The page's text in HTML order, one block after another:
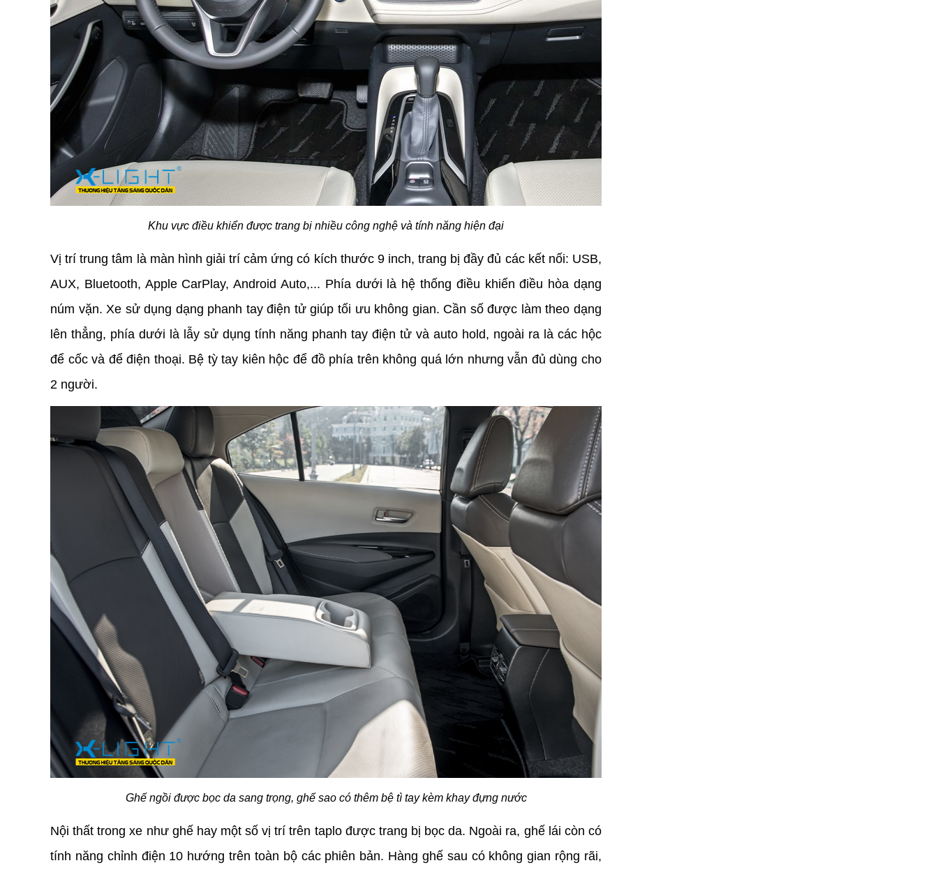
Khu vực điều khiển được trang bị nhiều công nghệ và tính năng hiện đại
Vị trí trung tâm là màn hình giải trí cảm ứng có kích thước 9 inch, trang bị đầy đủ các kết nối: USB,
AUX, Bluetooth, Apple CarPlay, Android Auto,... Phía dưới là hệ thống điều khiển điều hòa dạng
núm vặn. Xe sử dụng dạng phanh tay điện tử giúp tối ưu không gian. Cần số được làm theo dạng
lên thẳng, phía dưới là lẫy sử dụng tính năng phanh tay điện tử và auto hold, ngoài ra là các hộc
để cốc và để điện thoại. Bệ tỳ tay kiên hộc để đồ phía trên không quá lớn nhưng vẫn đủ dùng cho
2 người.
Ghế ngồi được bọc da sang trọng, ghế sao có thêm bệ tì tay kèm khay đựng nước
Nội thất trong xe như ghế hay một số vị trí trên taplo được trang bị bọc da. Ngoài ra, ghế lái còn có
tính năng chỉnh điện 10 hướng trên toàn bộ các phiên bản. Hàng ghế sau có không gian rộng rãi,